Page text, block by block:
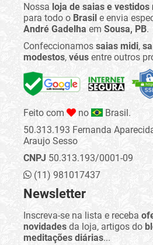
Nossa loja de saias e vestidos
para todo o Brasil e envia
André Gadelha em Sousa, PB.
Confeccionamos saias midi,
modestos, véus entre outros
Feito com no
Brasil.
50.313.193 Fernanda
Araujo Sesso
CNPJ 50.313.193/0001-09
(11) 981017437
Newsletter
Inscreva-se na lista e receba
novidades da loja, artigos do
meditações diárias...